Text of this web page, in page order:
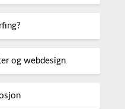
og webdesign